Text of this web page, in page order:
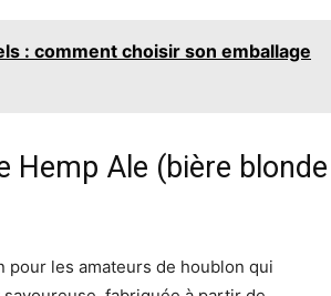
: comment choisir son emballage
Hemp Ale (bière blonde
pour les amateurs de houblon qui